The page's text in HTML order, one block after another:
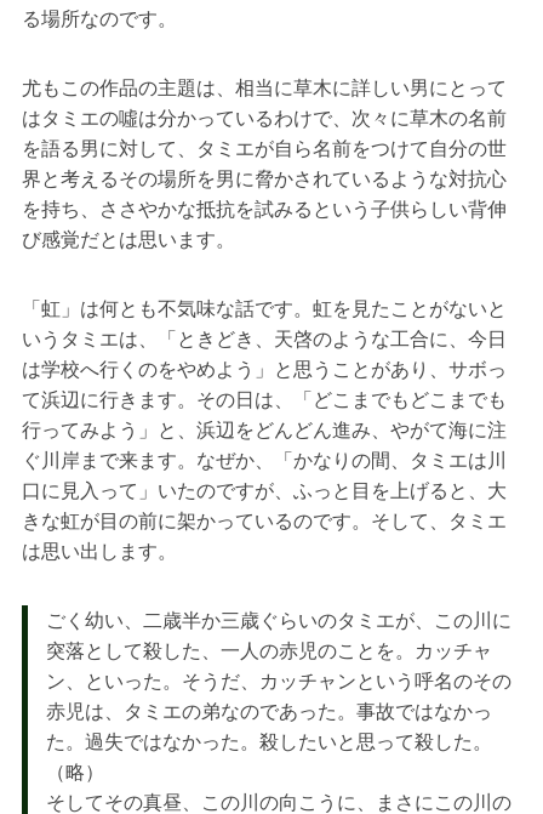
る場所なのです。
尤もこの作品の主題は、相当に草木に詳しい男にとって
はタミエの噓は分かっているわけで、次々に草木の名前
を語る男に対して、タミエが自ら名前をつけて自分の世
界と考えるその場所を男に脅かされているような対抗心
を持ち、ささやかな抵抗を試みるという子供らしい背伸
び感覚だとは思います。
「虹」は何とも不気味な話です。虹を見たことがないと
いうタミエは、「ときどき、天啓のような工合に、今日
は学校へ行くのをやめよう」と思うことがあり、サボっ
て浜辺に行きます。その日は、「どこまでもどこまでも
行ってみよう」と、浜辺をどんどん進み、やがて海に注
ぐ川岸まで来ます。なぜか、「かなりの間、タミエは川
口に見入って」いたのですが、ふっと目を上げると、大
きな虹が目の前に架かっているのです。そして、タミエ
は思い出します。
ごく幼い、二歳半か三歳ぐらいのタミエが、この川に
突落として殺した、一人の赤児のことを。カッチャ
ン、といった。そうだ、カッチャンという呼名のその
赤児は、タミエの弟なのであった。事故ではなかっ
た。過失ではなかった。殺したいと思って殺した。
（略）
そしてその真昼、この川の向こうに、まさにこの川の